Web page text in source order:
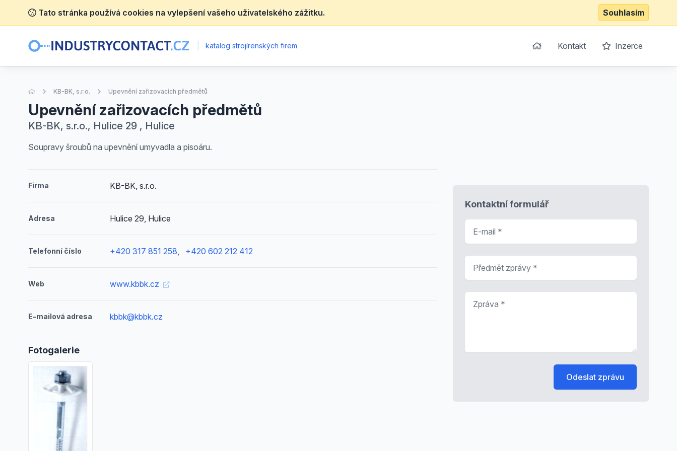
Tato stránka používá cookies na vylepšení vašeho uživatelského zážitku. Souhlasím
katalog strojírenských firem Kontakt Inzerce
Úvodní stránka
KB-BK, s.r.o. Upevnění zařizovacích předmětů
Upevnění zařizovacích předmětů
KB-BK, s.r.o., Hulice 29 , Hulice
Soupravy šroubů na upevnění umyvadla a pisoáru.
Firma KB-BK, s.r.o.
Adresa Hulice 29, Hulice
Telefonní číslo +420 317 851 258, +420 602 212 412
Web www.kbbk.cz
E-mailová adresa kbbk@kbbk.cz
Fotogalerie
Kontaktní formulář
Odeslat zprávu